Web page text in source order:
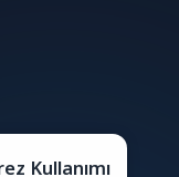
Kullanımı